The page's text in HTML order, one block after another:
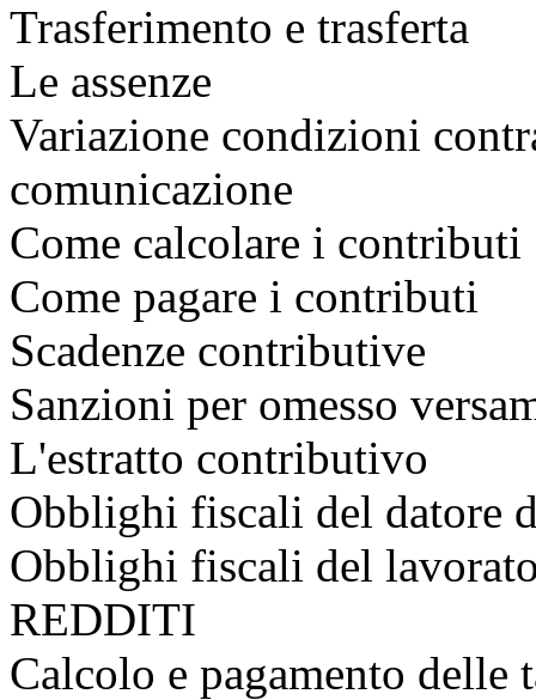
Trasferimento e trasferta
Le assenze
Variazione condizioni
comunicazione
Come calcolare i contributi
Come pagare i contributi
Scadenze contributive
Sanzioni per omesso
L'estratto contributivo
Obblighi fiscali del datore
Obblighi fiscali del
REDDITI
Calcolo e pagamento delle